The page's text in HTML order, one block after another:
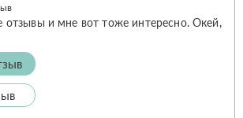
отзывы и мне вот тоже интересно. Окей,